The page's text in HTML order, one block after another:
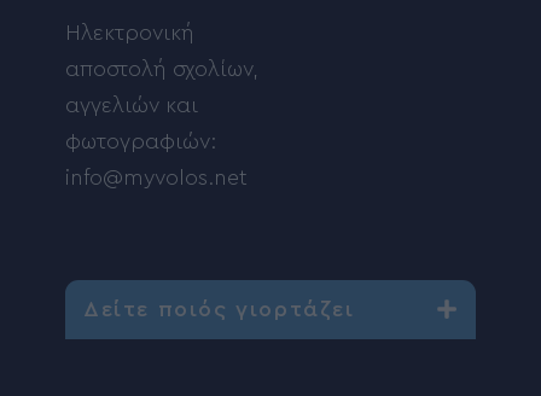
Ηλεκτρονική
αποστολή σχολίων,
αγγελιών και
φωτογραφιών:
info@myvolos.net
Δείτε ποιός γιορτάζει